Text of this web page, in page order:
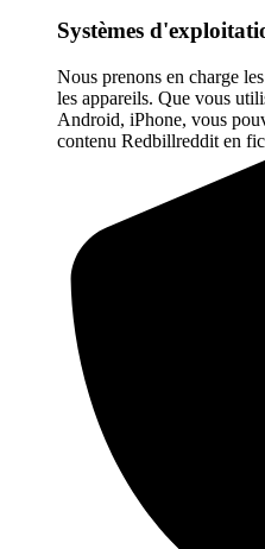
Systèmes
Nous prenons en charge
les appareils. Que vous
Android, iPhone, vous
contenu Redbillreddit en